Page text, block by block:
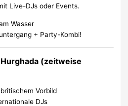
Live-DJs oder Events.
Wasser
+ Party-Kombi!
(zeitweise
Vorbild
DJs